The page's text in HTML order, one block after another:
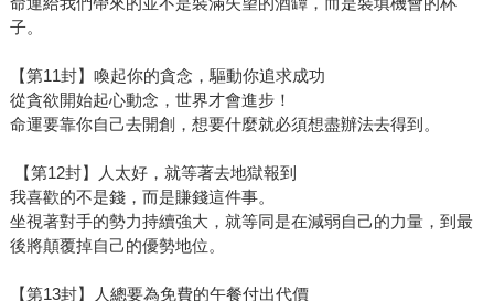
子。
【第11封】喚起你的貪念，驅動你追求成功
從貪欲開始起心動念，世界才會進步！
命運要靠你自己去開創，想要什麼就必須想盡辦法去得到。
【第12封】人太好，就等著去地獄報到
我喜歡的不是錢，而是賺錢這件事。
坐視著對手的勢力持續強大，就等同是在減弱自己的力量，到最
後將顛覆掉自己的優勢地位。
【第13封】人總要為免費的午餐付出代價